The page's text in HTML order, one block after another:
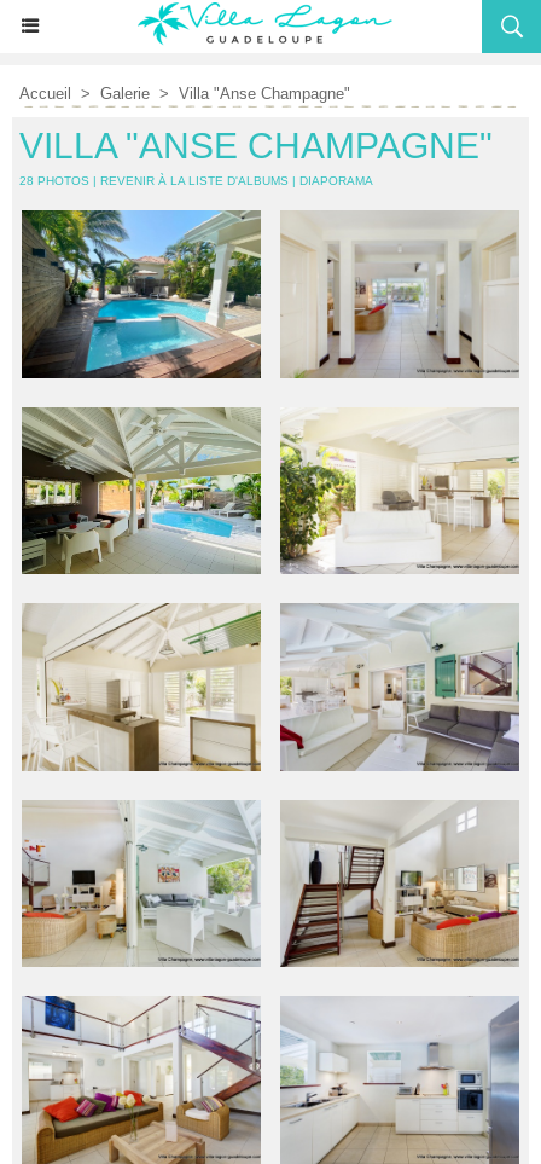
Accueil > Galerie > Villa "Anse Champagne"
VILLA "ANSE CHAMPAGNE"
28 PHOTOS | REVENIR À LA LISTE D'ALBUMS | DIAPORAMA